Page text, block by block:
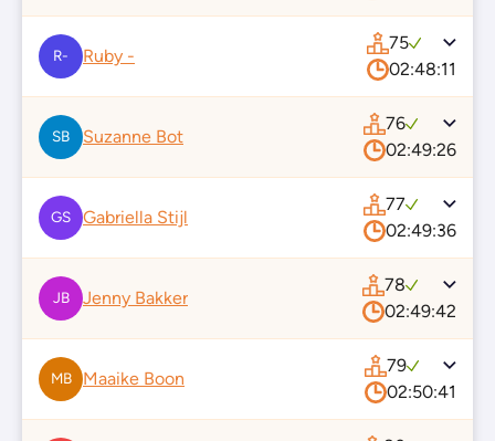
R- Ruby -
75
02:48:11
SB Suzanne Bot
76
02:49:26
GS Gabriella Stijl
77
02:49:36
JB Jenny Bakker
78
02:49:42
MB Maaike Boon
79
02:50:41